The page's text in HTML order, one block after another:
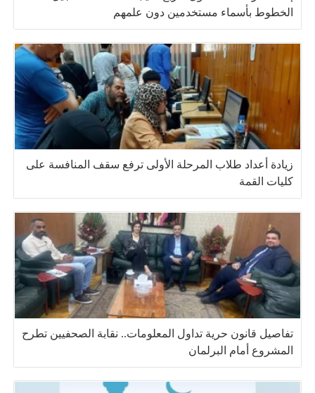
الخطوط بأسماء مستخدمين دون علمهم
زيادة أعداد طلاب المرحلة الأولى ترفع سقف المنافسة على
كليات القمة
تفاصيل قانون حرية تداول المعلومات.. نقابة الصحفيين تطرح
المشروع أمام البرلمان